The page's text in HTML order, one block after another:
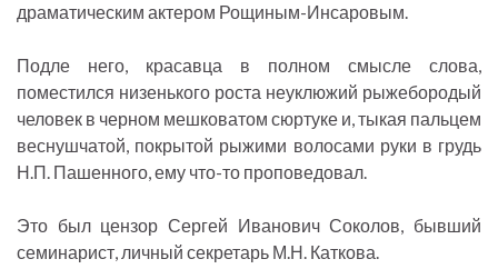
драматическим актером Рощиным-Инсаровым.
Подле него, красавца в полном смысле слова,
поместился низенького роста неуклюжий рыжебородый
человек в черном мешковатом сюртуке и, тыкая пальцем
веснушчатой, покрытой рыжими волосами руки в грудь
Н.П. Пашенного, ему что-то проповедовал.
Это был цензор Сергей Иванович Соколов, бывший
семинарист, личный секретарь М.Н. Каткова.